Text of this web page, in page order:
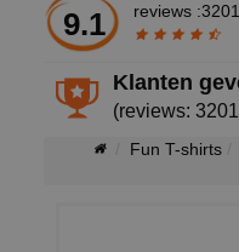
9.1 reviews :3201
Klanten
(reviews:
Fun T-shirts